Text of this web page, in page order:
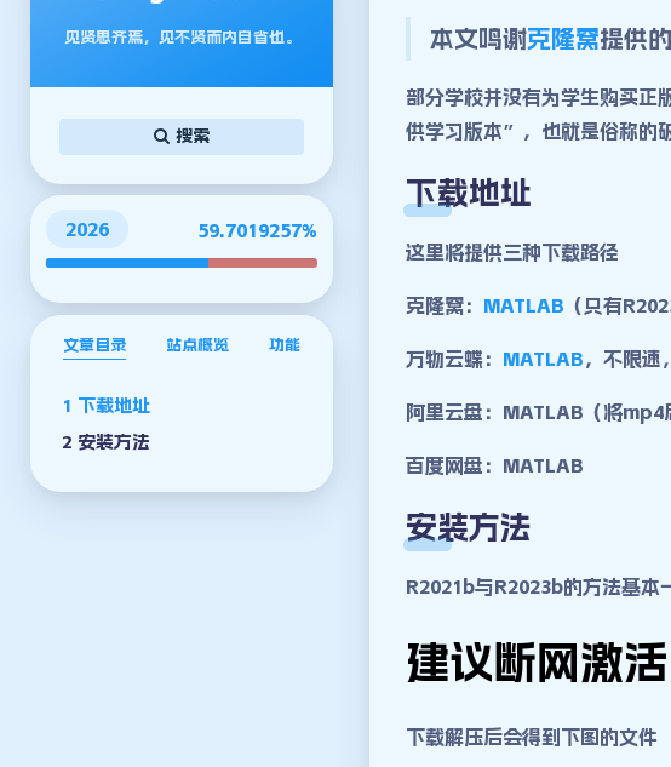
见贤思齐焉，见不贤而内自省也。
搜索
2026 59.7019289%
文章目录 站点概览 功能
下载地址
安装方法
本文鸣谢克隆窝提供
部分学校并没有为学生购买
供学习版本”，也就是俗称的
下载地址
这里将提供三种下载路径
克隆窝： MATLAB （只有
万物云蝶 ： MATLAB ，不限速
阿里云盘：MATLAB（将mp4
百度网盘 ： MATLAB
安装方法
R2021b与R2023b的方法基本
建议断网激活
下载解压后会得到下图的文件